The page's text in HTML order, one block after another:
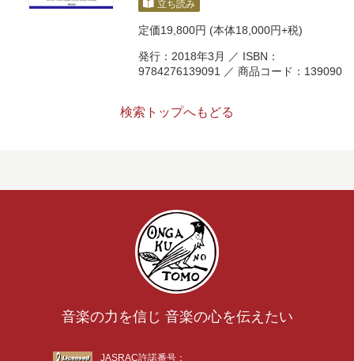
立ち読み
定価19,800円 (本体18,000円+税)
発行：2018年3月 ／ ISBN：
9784276139091 ／ 商品コード：139090
検索トップへもどる
音楽の力を信じ 音楽の心を伝えたい
JASRAC許諾番号：